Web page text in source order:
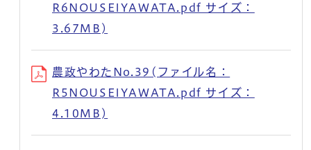
R6NOUSEIYAWATA.pdf サイズ：
3.67MB)
農政やわたNo.39(ファイル名：
R5NOUSEIYAWATA.pdf サイズ：
4.10MB)